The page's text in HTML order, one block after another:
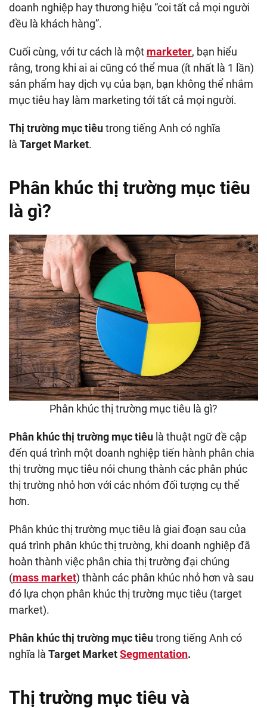
doanh nghiệp hay thương hiệu “coi tất cả mọi người
đều là khách hàng”.
Cuối cùng, với tư cách là một marketer, bạn hiểu
rằng, trong khi ai ai cũng có thể mua (ít nhất là 1 lần)
sản phẩm hay dịch vụ của bạn, bạn không thể nhắm
mục tiêu hay làm marketing tới tất cả mọi người.
Thị trường mục tiêutrong tiếng Anh có nghĩa
là Target Market.
Phân khúc thị trường mục tiêu
là gì?
Phân khúc thị trường mục tiêu là gì?
Phân khúc thị trường mục tiêu là thuật ngữ đề cập
đến quá trình một doanh nghiệp tiến hành phân chia
thị trường mục tiêu nói chung thành các phân phúc
thị trường nhỏ hơn với các nhóm đối tượng cụ thể
hơn.
Phân khúc thị trường mục tiêu là giai đoạn sau của
quá trình phân khúc thị trường, khi doanh nghiệp đã
hoàn thành việc phân chia thị trường đại chúng
(mass market) thành các phân khúc nhỏ hơn và sau
đó lựa chọn phân khúc thị trường mục tiêu (target
market).
Phân khúc thị trường mục tiêutrong tiếng Anh có
nghĩa là Target MarketSegmentation.
Thị trường mục tiêu và